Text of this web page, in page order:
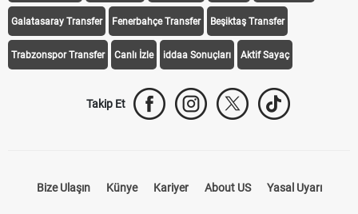
Galatasaray Transfer Fenerbahçe Transfer Beşiktaş Transfer
Trabzonspor Transfer Canlı İzle iddaa Sonuçları Aktif Sayaç
Takip Et
Bize Ulaşın Künye Kariyer About US Yasal Uyarı